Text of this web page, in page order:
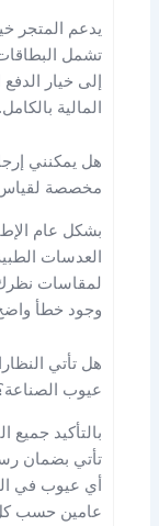
يدعم المتجر
تشمل البطاقات
إلى خيار
المالية بالكامل.
هل يمكنني
مخصصة
بشكل عام
العدسات
لمقاسات نظرك
وجود خطأ
هل تأتي
عيوب
بالتأكيد
تأتي بضمان
أي عيوب في
عامين حسب كل